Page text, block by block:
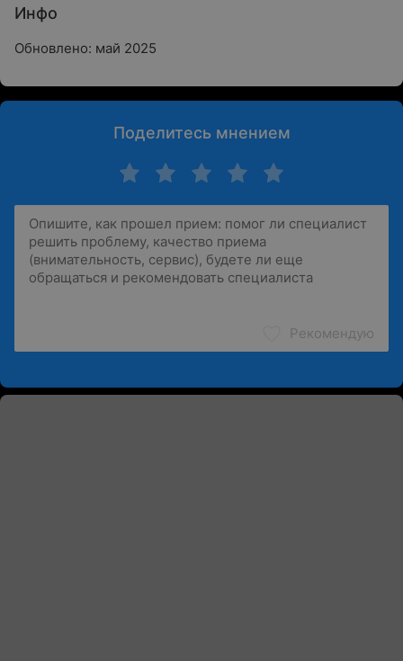
Инфо
Обновлено: май 2025
Поделитесь мнением
Рекомендую